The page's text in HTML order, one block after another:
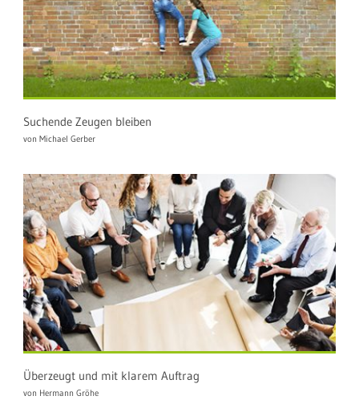
Suchende Zeugen bleiben
von Michael Gerber
Überzeugt und mit klarem Auftrag
von Hermann Gröhe